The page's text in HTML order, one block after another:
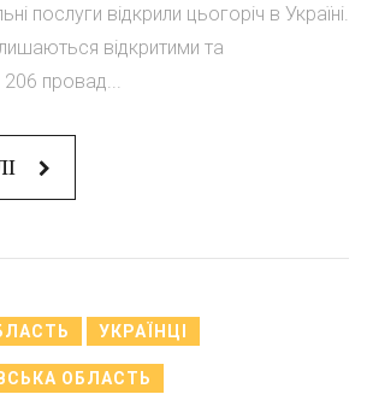
послуги відкрили цьогоріч в Україні.
відкритими та
провад...
УКРАЇНЦІ
ОБЛАСТЬ